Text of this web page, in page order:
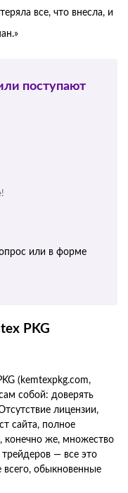
все, что внесла, и
поступают
или в форме
PKG
(kemtexpkg.com,
собой: доверять
лицензии,
сайта, полное
конечно же, множество
— все это
всего, обыкновенные